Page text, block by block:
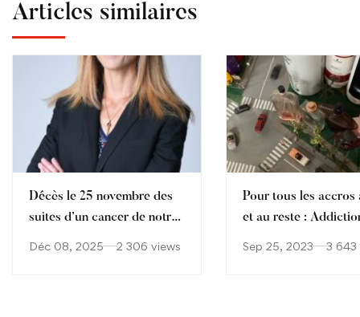
Articles similaires
Décès le 25 novembre des
suites d’un cancer de notre
Déc 08, 2025 2 306 views
Pour tous les accros
et au reste :
Sep 25, 2023 3 643